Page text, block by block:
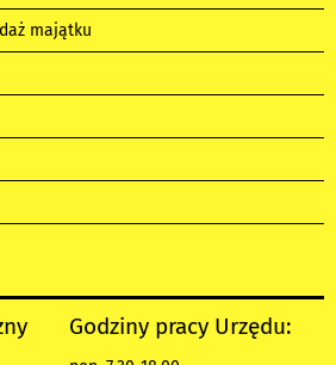
majątku
Godziny pracy Urzędu: